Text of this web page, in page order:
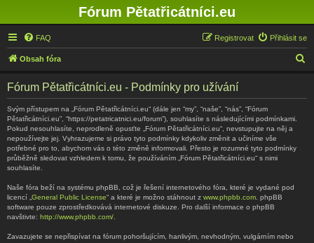
Fórum Pětatřicátníci.eu
FAQ Přihlásit se
Registrovat
Obsah fóra
Fórum Pětatřicátníci.eu - Podmínky pro užívání
Svým přístupem na „Fórum Pětatřicátníci.eu“ (dále jen “my”, “naše”, “nás”, “Fórum
Pětatřicátníci.eu”, “https://petatricatnici.eu/forum”), souhlasíte s následujícími podmínkami.
Pokud nesouhlasíte, neprodleně opusťte „Fórum Pětatřicátníci.eu“, nevstupujte na něj a
nepoužívejte jej. Vyhrazujeme si právo tyto podmínky kdykoliv změnit a učiníme vše
potřebné pro to, abychom vás o této změně informovali. Přesto je rozumné tyto podmínky
průběžně sledovat vzhledem k tomu, že používáním „Fórum Pětatřicátníci.eu“ s nimi
souhlasíte.
Naše fóra beží na systému phpBB, což je řešení internetového fóra, které je vydané pod
licencí „ General Public License“ a které je možno stáhnout z www.phpbb.com . phpBB
software pouze zprostředkovává internetové diskuze. Pro další informace o phpBB
navštivte: http://www.phpbb.com/
Zavazujete se nepřispívat na fórum pohoršujícím, hanlivým, nevhodným, vulgárním nebo